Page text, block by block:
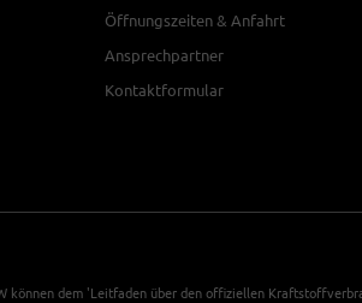
Öffnungszeiten & Anfahrt
Ansprechpartner
Kontaktformular
können dem 'Leitfaden über den offiziellen